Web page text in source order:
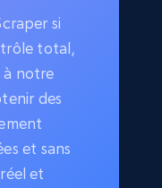
si
total,
à notre
des
et sans
et